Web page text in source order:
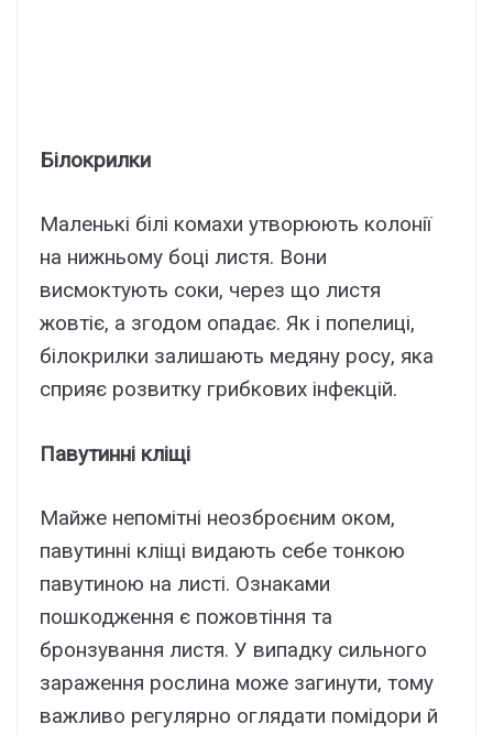
Білокрилки
Маленькі білі комахи утворюють колонії
на нижньому боці листя. Вони
висмоктують соки, через що листя
жовтіє, а згодом опадає. Як і попелиці,
білокрилки залишають медяну росу, яка
сприяє розвитку грибкових інфекцій.
Павутинні кліщі
Майже непомітні неозброєним оком,
павутинні кліщі видають себе тонкою
павутиною на листі. Ознаками
пошкодження є пожовтіння та
бронзування листя. У випадку сильного
зараження рослина може загинути, тому
важливо регулярно оглядати помідори й